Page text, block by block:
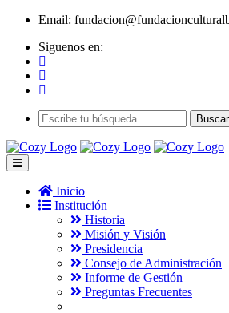
Email:
Siguenos en:
Buscar
Inicio
Institución
Historia
Misión y Visión
Presidencia
Consejo de Administración
Informe de Gestión
Preguntas Frecuentes